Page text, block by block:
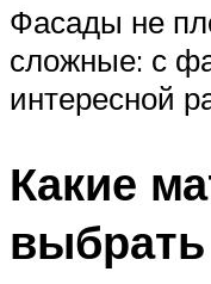
Фасады не
сложные: с
интересной
Какие
выбрать